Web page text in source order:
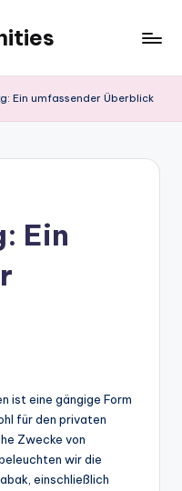
Ein umfassender Überblick
Ein
ist eine gängige Form
für den privaten
Zwecke von
wir die
einschließlich